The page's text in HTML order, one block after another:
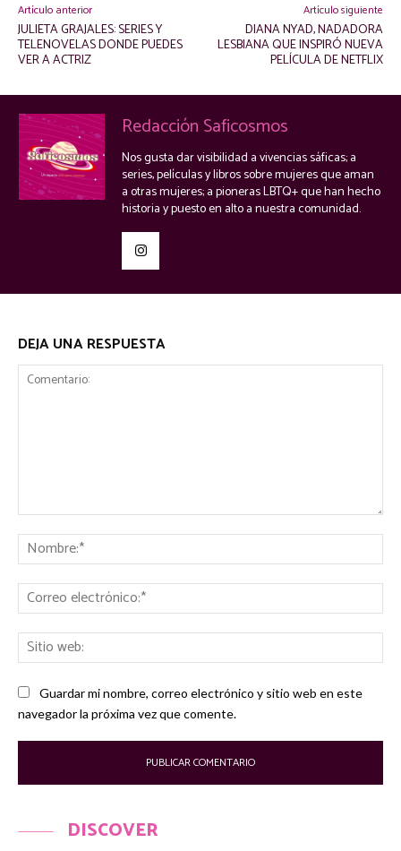
Artículo anterior
JULIETA GRAJALES: SERIES Y
TELENOVELAS DONDE PUEDES
VER A ACTRIZ
Artículo siguiente
DIANA NYAD, NADADORA
LESBIANA QUE INSPIRÓ NUEVA
PELÍCULA DE NETFLIX
Redacción Saficosmos
Nos gusta dar visibilidad a vivencias sáficas; a
series, películas y libros sobre mujeres que aman
a otras mujeres; a pioneras LBTQ+ que han hecho
historia y puesto en alto a nuestra comunidad.
DEJA UNA RESPUESTA
Guardar mi nombre, correo electrónico y sitio web en este
navegador la próxima vez que comente.
DISCOVER